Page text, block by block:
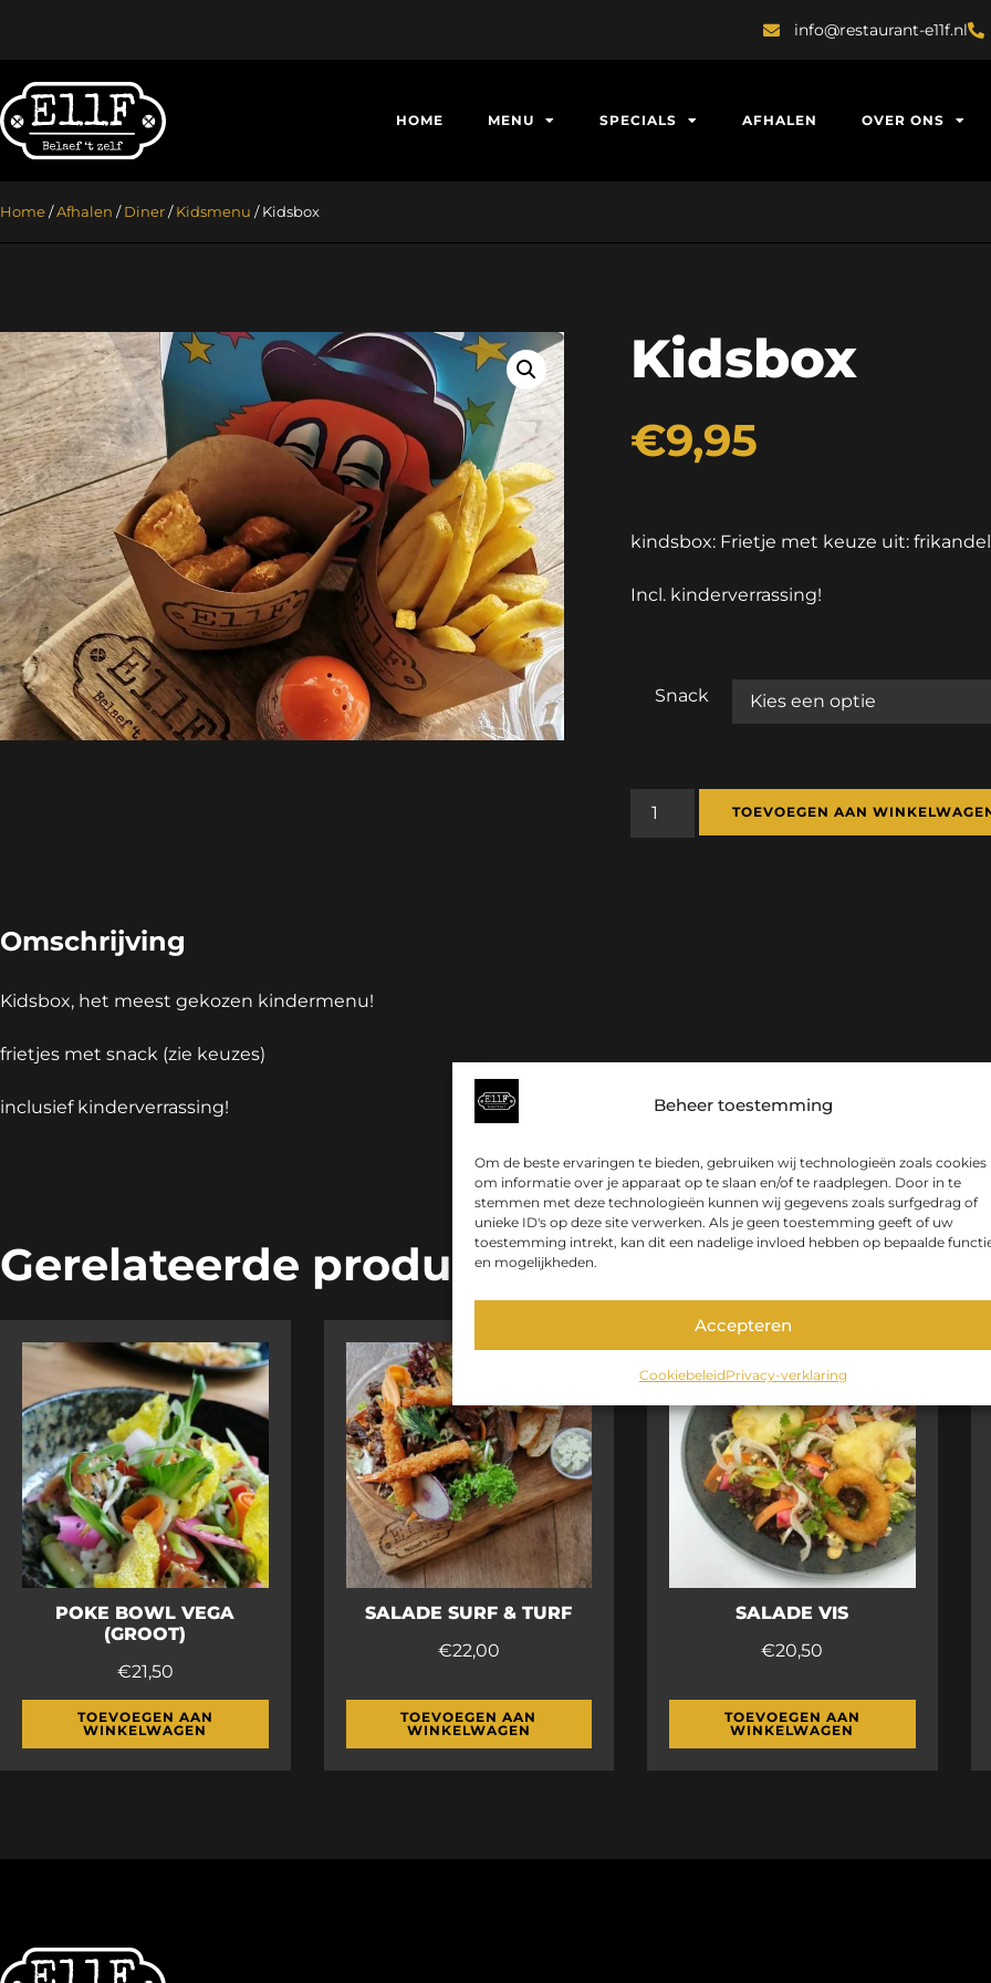
Beheer toestemming
Om de beste ervaringen te bieden, gebruiken wij technologieën zoals cookies
om informatie over je apparaat op te slaan en/of te raadplegen. Door in te
stemmen met deze technologieën kunnen wij gegevens zoals surfgedrag of
unieke ID's op deze site verwerken. Als je geen toestemming geeft of uw
toestemming intrekt, kan dit een nadelige invloed hebben op bepaalde
en mogelijkheden.
Accepteren
CookiebeleidPrivacy-verklaring
info@restaurant-e11f.nl
HOME MENU SPECIALS AFHALEN OVER ONS
Home /Afhalen / Diner / Kidsmenu / Kidsbox
Kidsbox
€9,95
kindsbox: Frietje met keuze uit:
Incl. kinderverrassing!
Snack
TOEVOEGEN AAN
Omschrijving
Kidsbox, het meest gekozen kindermenu!
frietjes met snack (zie keuzes)
inclusief kinderverrassing!
Gerelateerde producten
POKE BOWL VEGA
(GROOT)
€21,50
TOEVOEGEN AAN
WINKELWAGEN
SALADE SURF & TURF
€22,00
TOEVOEGEN AAN
WINKELWAGEN
SALADE VIS
€20,50
TOEVOEGEN AAN
WINKELWAGEN